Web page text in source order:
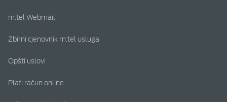
m:tel Webmail
Zbirni cjenovnik m:tel usluga
Opšti uslovi
Plati račun online